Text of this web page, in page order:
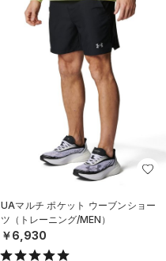
UAマルチ ポケット ウーブンショー
ツ（トレーニング/MEN）
￥6,930